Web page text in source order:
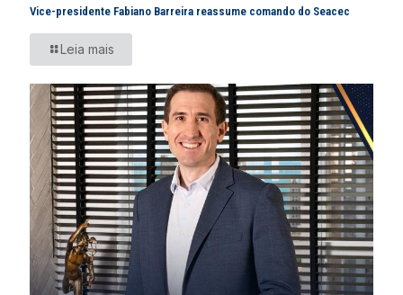
Vice-presidente Fabiano Barreira reassume comando do Seacec
Leia mais